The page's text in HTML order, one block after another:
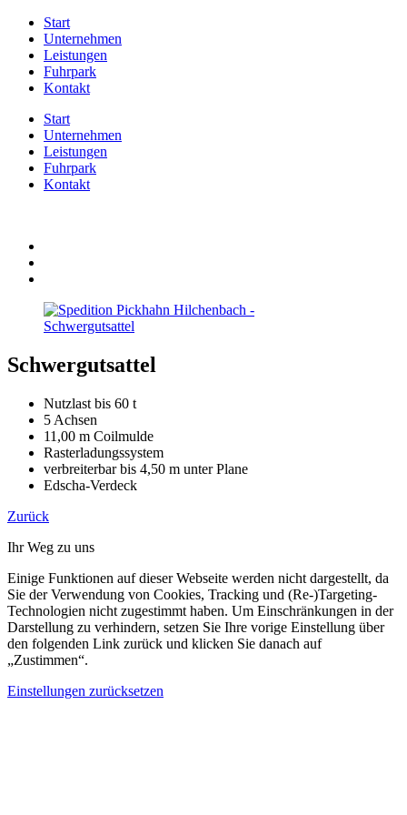
Start
Unternehmen
Leistungen
Fuhrpark
Kontakt
Start
Unternehmen
Leistungen
Fuhrpark
Kontakt
Schwergut­sattel
Nutzlast bis 60 t
5 Achsen
11,00 m Coilmulde
Rasterladungssystem
verbreiterbar bis 4,50 m unter Plane
Edscha-Verdeck
Zurück
Ihr Weg zu uns
Einige Funktionen auf dieser Webseite werden nicht dargestellt, da
Sie der Verwendung von Cookies, Tracking und (Re-)Targeting-
Technologien nicht zugestimmt haben. Um Einschränkungen in der
Darstellung zu verhindern, setzen Sie Ihre vorige Einstellung über
den folgenden Link zurück und klicken Sie danach auf
„Zustimmen“.
Einstellungen zurücksetzen